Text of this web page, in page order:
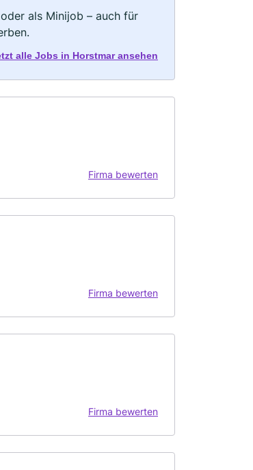
als Minijob – auch für
alle Jobs in Horstmar ansehen
Firma bewerten
Firma bewerten
Firma bewerten